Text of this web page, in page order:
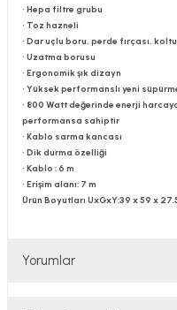
• Hepa filtre grubu
• Toz hazneli
• Dar uçlu boru, perde fırçası,
• Uzatma borusu
• Ergonomik şık dizayn
• Yüksek performanslı yeni
• 800 Watt değerinde enerji
performansa sahiptir
• Kablo sarma kancası
• Dik durma özelliği
• Kablo : 6 m
• Erişim alanı: 7 m
Ürün Boyutları UxGxY:39 x 59 x
Yorumlar